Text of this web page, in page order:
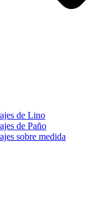
de Lino
de Paño
sobre medida